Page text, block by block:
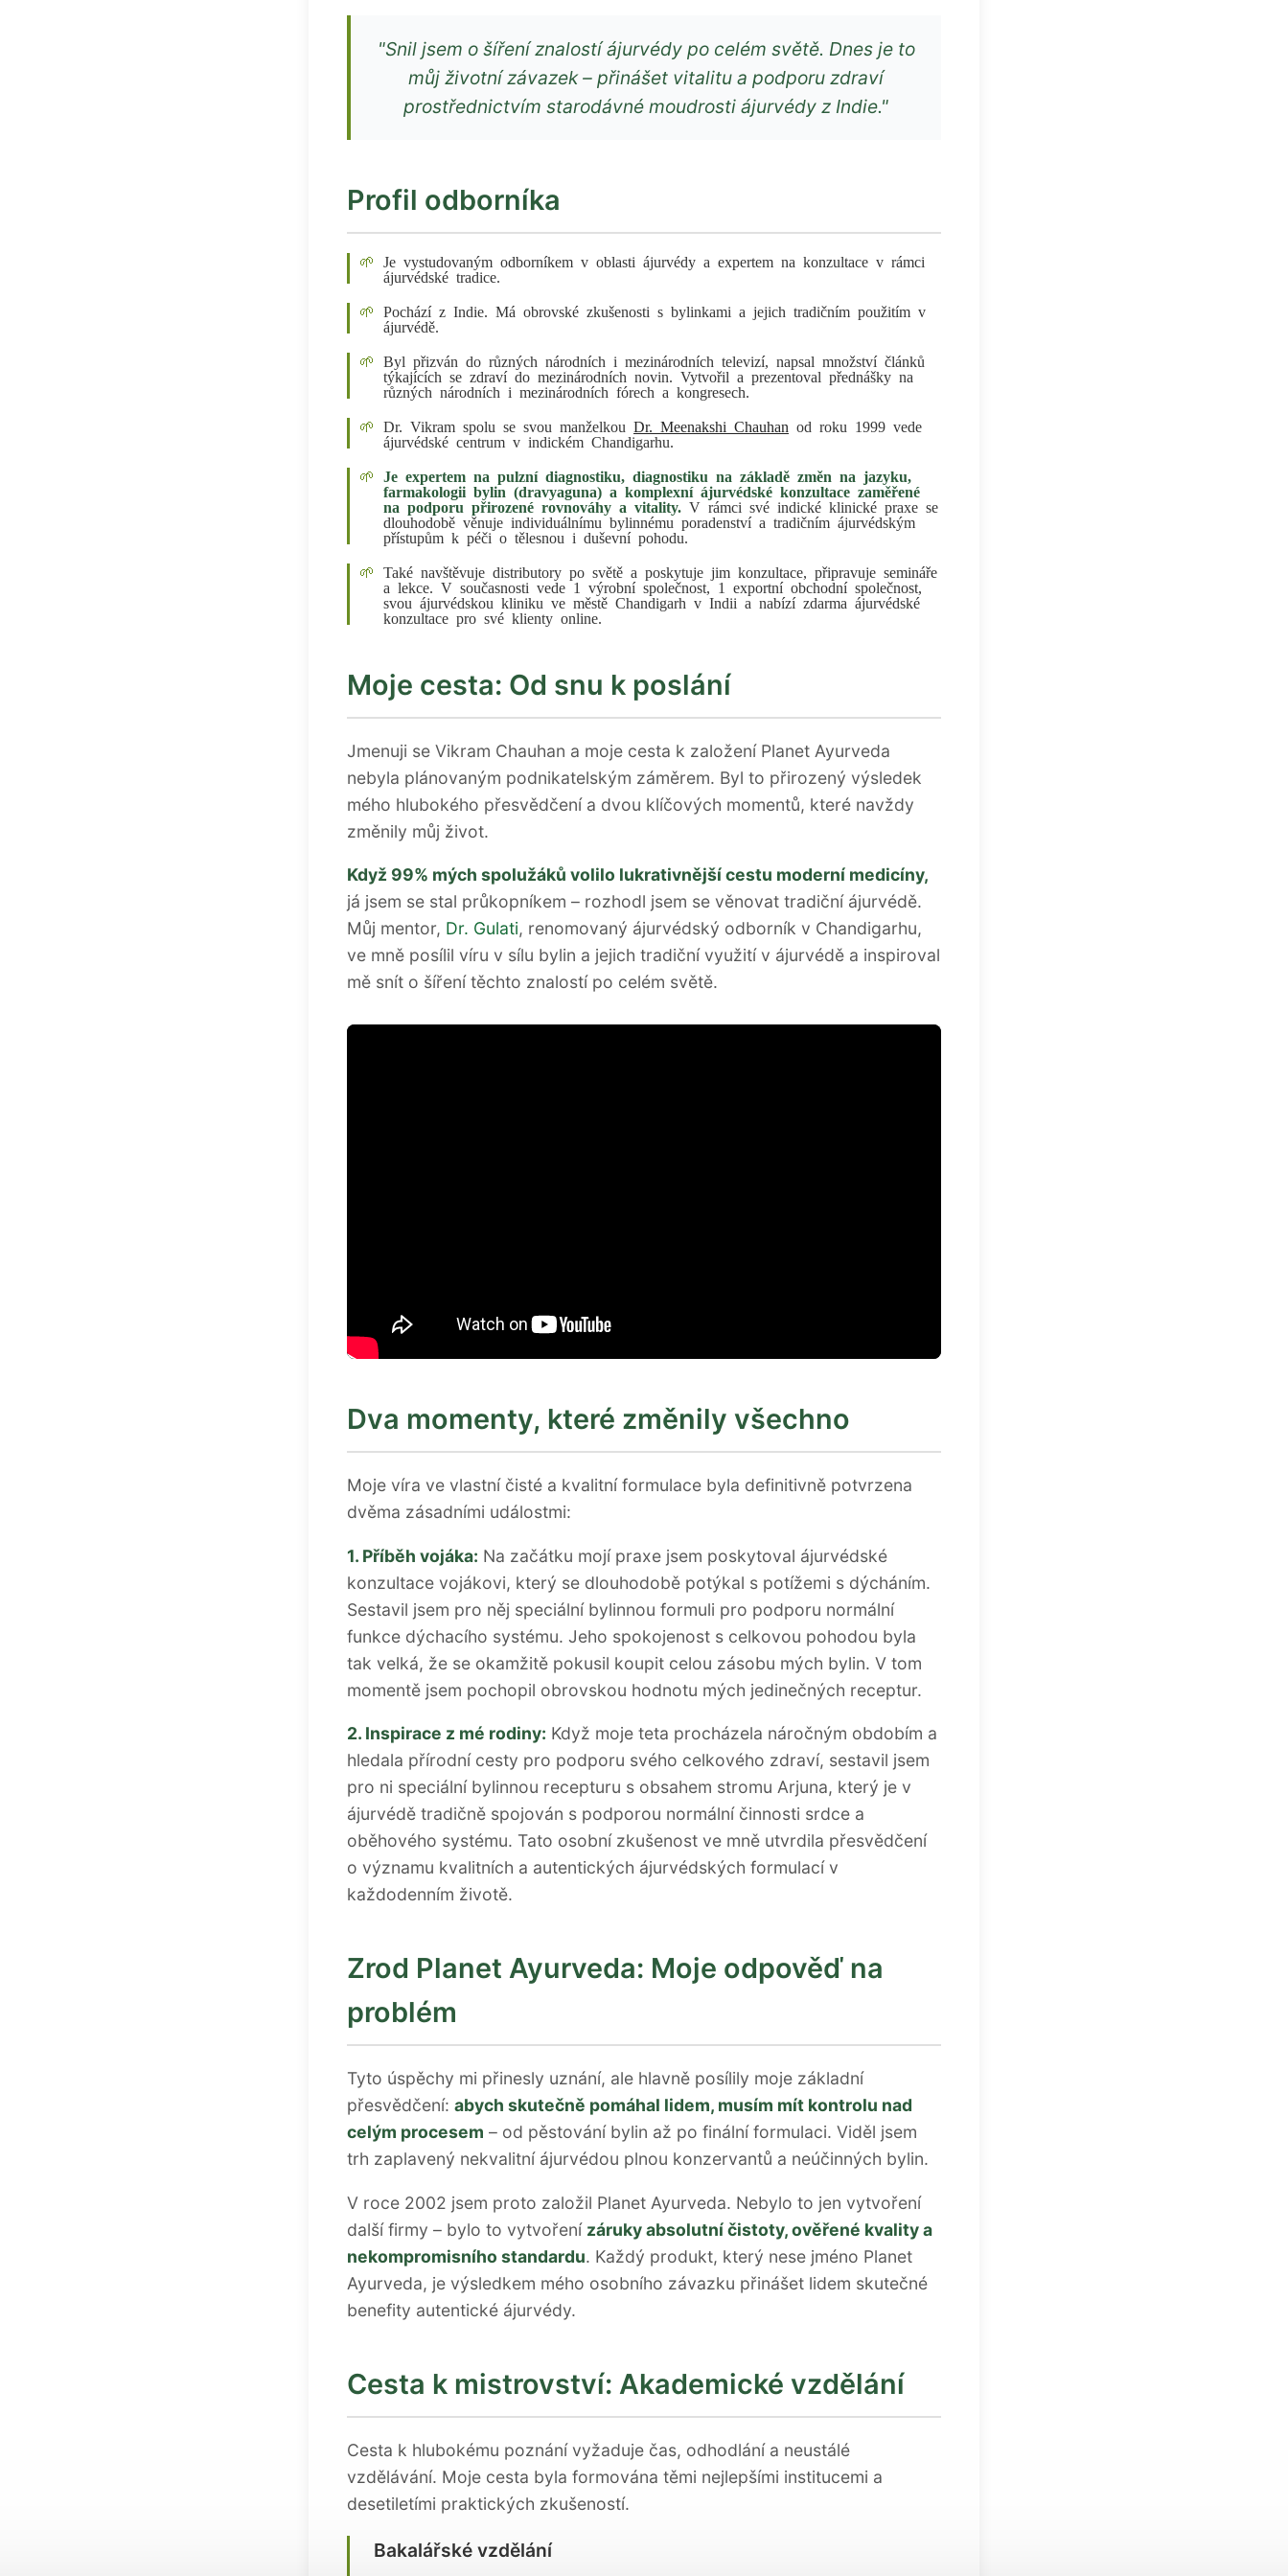
"Snil jsem o šíření znalostí ájurvédy po celém světě. Dnes je to
můj životní závazek – přinášet vitalitu a podporu zdraví
prostřednictvím starodávné moudrosti ájurvédy z Indie."
Profil odborníka
Je vystudovaným odborníkem v oblasti ájurvédy a expertem na konzultace v rámci
ájurvédské tradice.
Pochází z Indie. Má obrovské zkušenosti s bylinkami a jejich tradičním použitím v
ájurvédě.
Byl přizván do různých národních i mezinárodních televizí, napsal množství článků
týkajících se zdraví do mezinárodních novin. Vytvořil a prezentoval přednášky na
různých národních i mezinárodních fórech a kongresech.
Dr. Vikram spolu se svou manželkou Dr. Meenakshi Chauhan od roku 1999 vede
ájurvédské centrum v indickém Chandigarhu.
Je expertem na pulzní diagnostiku, diagnostiku na základě změn na jazyku,
farmakologii bylin (dravyaguna) a komplexní ájurvédské konzultace zaměřené
na podporu přirozené rovnováhy a vitality.
V rámci své indické klinické praxe se
dlouhodobě věnuje individuálnímu bylinnému poradenství a tradičním ájurvédským
přístupům k péči o tělesnou i duševní pohodu.
Také navštěvuje distributory po světě a poskytuje jim konzultace, připravuje semináře
a lekce. V současnosti vede 1 výrobní společnost, 1 exportní obchodní společnost,
svou ájurvédskou kliniku ve městě Chandigarh v Indii a nabízí zdarma ájurvédské
konzultace pro své klienty online.
Moje cesta: Od snu k poslání
Jmenuji se Vikram Chauhan a moje cesta k založení Planet Ayurveda
nebyla plánovaným podnikatelským záměrem. Byl to přirozený výsledek
mého hlubokého přesvědčení a dvou klíčových momentů, které navždy
změnily můj život.
Když 99% mých spolužáků volilo lukrativnější cestu moderní medicíny,
já jsem se stal průkopníkem – rozhodl jsem se věnovat tradiční ájurvédě.
Můj mentor, Dr. Gulati, renomovaný ájurvédský odborník v Chandigarhu,
ve mně posílil víru v sílu bylin a jejich tradiční využití v ájurvédě a inspiroval
mě snít o šíření těchto znalostí po celém světě.
Dva momenty, které změnily všechno
Moje víra ve vlastní čisté a kvalitní formulace byla definitivně potvrzena
dvěma zásadními událostmi:
1. Příběh vojáka: Na začátku mojí praxe jsem poskytoval ájurvédské
konzultace vojákovi, který se dlouhodobě potýkal s potížemi s dýcháním.
Sestavil jsem pro něj speciální bylinnou formuli pro podporu normální
funkce dýchacího systému. Jeho spokojenost s celkovou pohodou byla
tak velká, že se okamžitě pokusil koupit celou zásobu mých bylin. V tom
momentě jsem pochopil obrovskou hodnotu mých jedinečných receptur.
2. Inspirace z mé rodiny: Když moje teta procházela náročným obdobím a
hledala přírodní cesty pro podporu svého celkového zdraví, sestavil jsem
pro ni speciální bylinnou recepturu s obsahem stromu Arjuna, který je v
ájurvédě tradičně spojován s podporou normální činnosti srdce a
oběhového systému. Tato osobní zkušenost ve mně utvrdila přesvědčení
o významu kvalitních a autentických ájurvédských formulací v
každodenním životě.
Zrod Planet Ayurveda: Moje odpověď na
problém
Tyto úspěchy mi přinesly uznání, ale hlavně posílily moje základní
přesvědčení: abych skutečně pomáhal lidem, musím mít kontrolu nad
celým procesem – od pěstování bylin až po finální formulaci. Viděl jsem
trh zaplavený nekvalitní ájurvédou plnou konzervantů a neúčinných bylin.
V roce 2002 jsem proto založil Planet Ayurveda. Nebylo to jen vytvoření
další firmy – bylo to vytvoření záruky absolutní čistoty, ověřené kvality a
nekompromisního standardu. Každý produkt, který nese jméno Planet
Ayurveda, je výsledkem mého osobního závazku přinášet lidem skutečné
benefity autentické ájurvédy.
Cesta k mistrovství: Akademické vzdělání
Cesta k hlubokému poznání vyžaduje čas, odhodlání a neustálé
vzdělávání. Moje cesta byla formována těmi nejlepšími institucemi a
desetiletími praktických zkušeností.
Bakalářské vzdělání